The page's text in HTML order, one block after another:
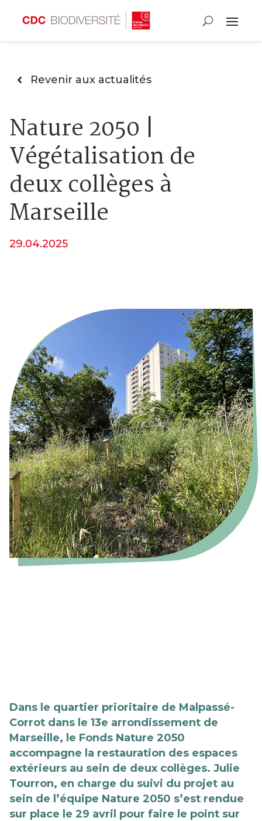
Revenir aux actualités
Nature 2050 |
Végétalisation de
deux collèges à
Marseille
29.04.2025
Dans le quartier prioritaire de Malpassé-
Corrot dans le 13e arrondissement de
Marseille, le Fonds Nature 2050
accompagne la restauration des espaces
extérieurs au sein de deux collèges. Julie
Tourron, en charge du suivi du projet au
sein de l’équipe Nature 2050 s’est rendue
sur place le 29 avril pour faire le point sur